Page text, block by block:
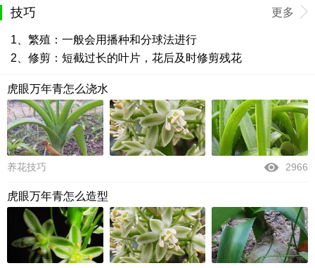
技巧 更多
1、繁殖：一般会用播种和分球法进行
2、修剪：短截过长的叶片，花后及时修剪残花
虎眼万年青怎么浇水
养花技巧 2966
虎眼万年青怎么造型